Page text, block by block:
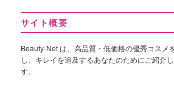
サイト概要
Beauty-Net は、高品質・低価格の優秀コスメ
し、キレイを追及するあなたのためにご紹介
す。